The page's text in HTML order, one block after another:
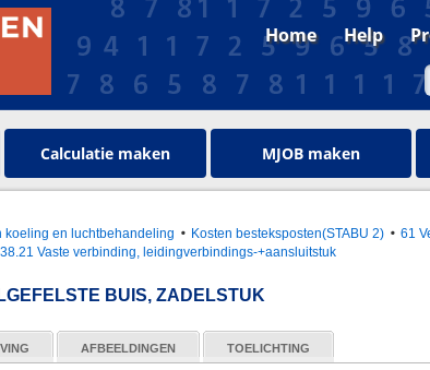
Home Help
Calculatie maken MJOB maken
koeling en luchtbehandeling Kosten besteksposten(STABU 2)
61
Vaste verbinding, leidingverbindings-+aansluitstuk
BUIS, ZADELSTUK
AFBEELDINGEN
TOELICHTING